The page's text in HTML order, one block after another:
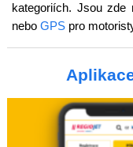
kategoriích. Jsou zde
nebo GPSpro